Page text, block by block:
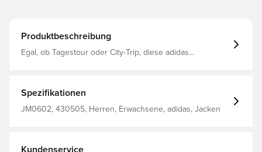
Produktbeschreibung
Egal, ob Tagestour oder City-Trip, diese adidas
und die elastischen Bündchen Kälte abhalten. In den
rucksackkompatiblen Reißverschlusstaschen kannst du
außerdem wichtige Kleinigkeiten verstauen. Dieses
Abhängigkeit von nicht erneuerbaren Ressourcen
Spezifikationen
JM0602, 430505, Herren, Erwachsene, adidas, Jacken
Kundenservice